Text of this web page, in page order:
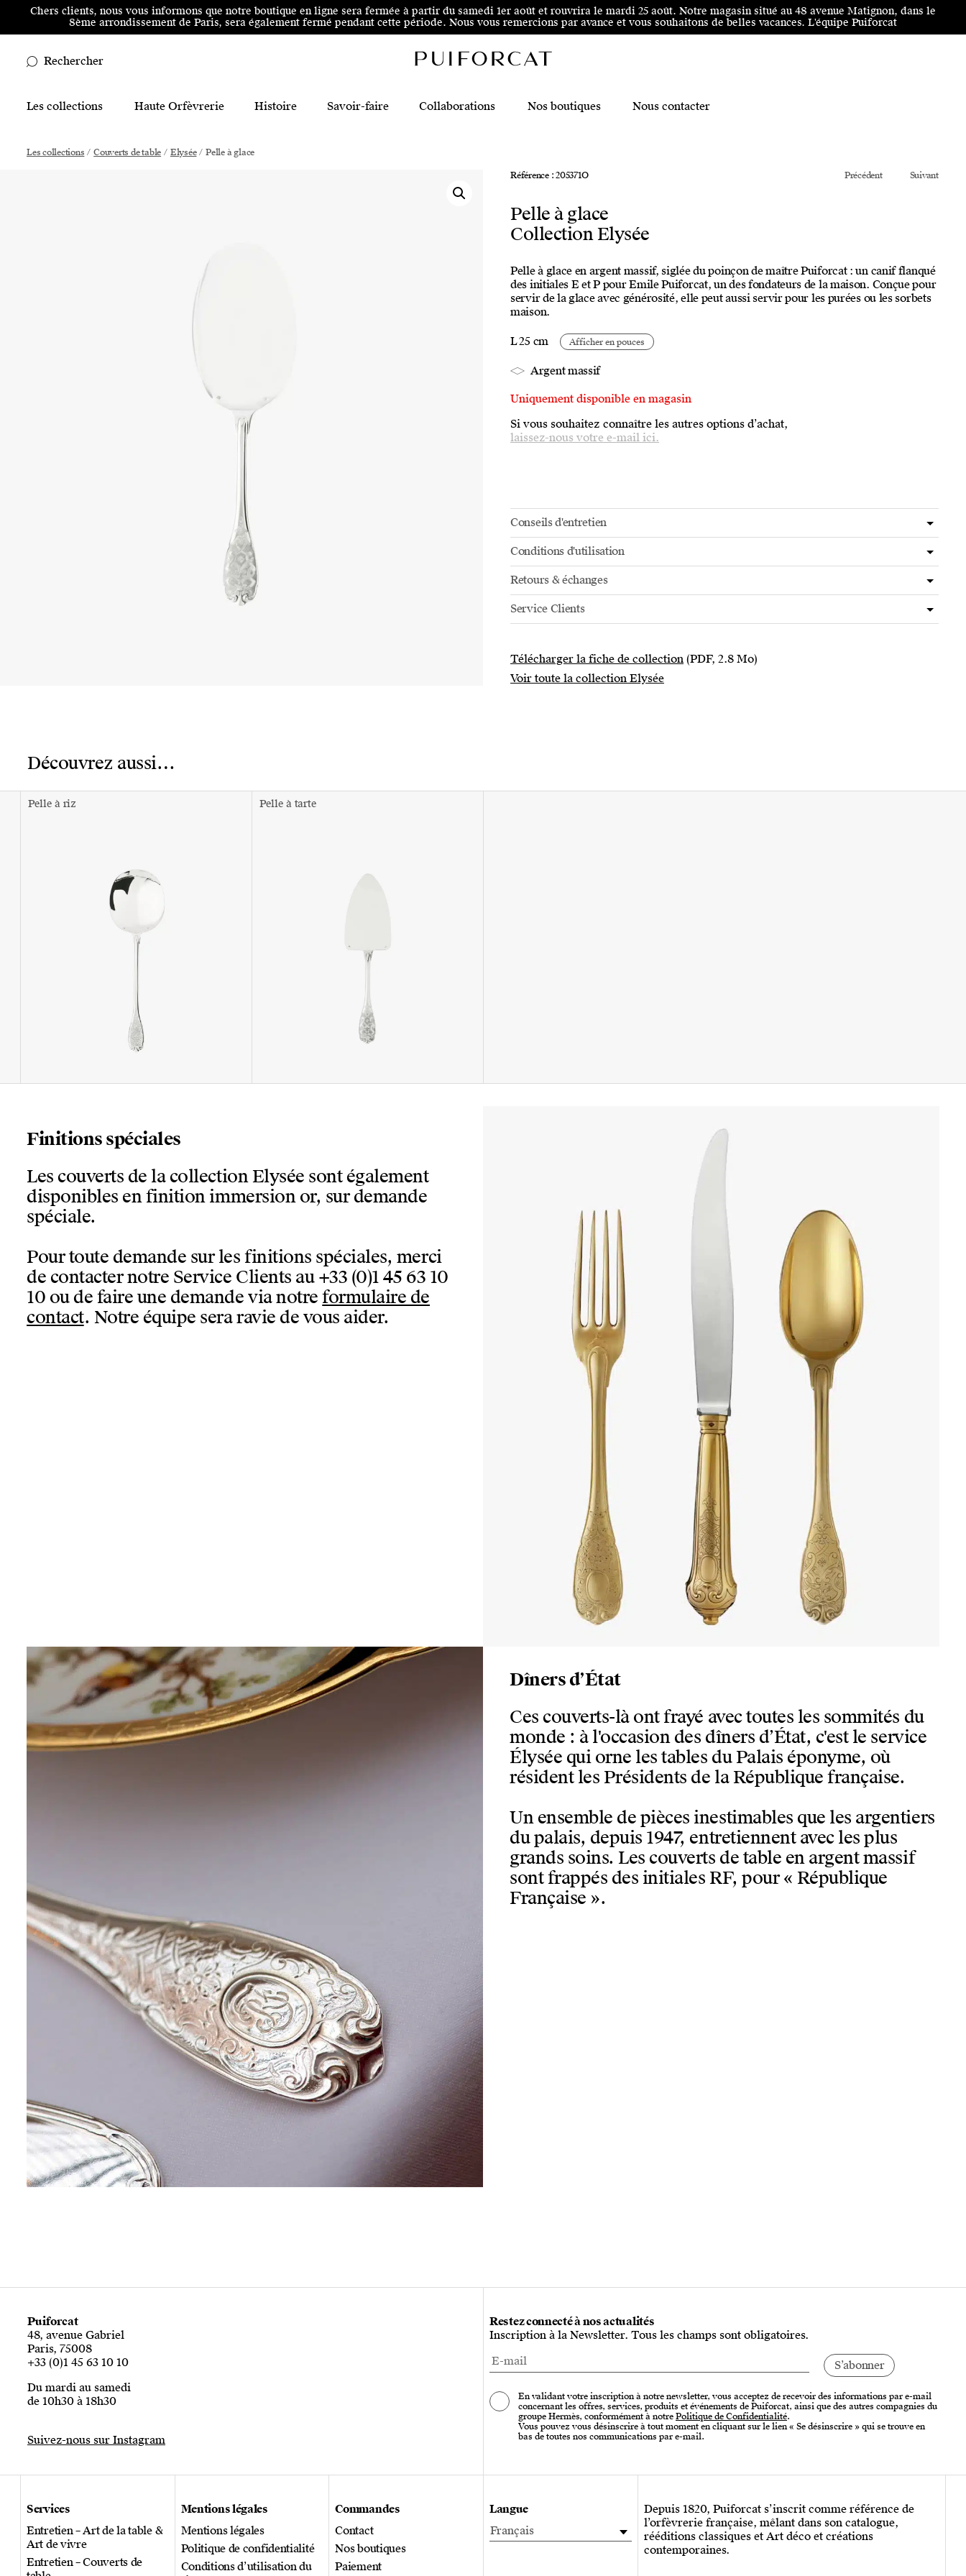
Aller au menu principal Aller au contenu principal Aller au pied de page
Chers clients, nous vous informons que notre boutique en ligne sera fermée à partir du samedi 1er août et rouvrira le mardi 25 août. Notre magasin situé au 48 avenue Matignon, dans le
8ème arrondissement de Paris, sera également fermé pendant cette période. Nous vous remercions par avance et vous souhaitons de belles vacances. L'équipe Puiforcat
Main Mobile Navigation
Rechercher
Main Desktop Navigation
Les collections Haute Orfèvrerie Histoire Savoir-faire Collaborations Nos boutiques Nous contacter
Les collections / Couverts de table / Elysée / Pelle à glace
Référence : 205371O
Précédent Suivant
Pelle à glace
Collection Elysée
Pelle à glace en argent massif, siglée du poinçon de maître Puiforcat : un canif flanqué
des initiales E et P pour Emile Puiforcat, un des fondateurs de la maison. Conçue pour
servir de la glace avec générosité, elle peut aussi servir pour les purées ou les sorbets
maison.
L 25 cm Afficher en pouces
Argent massif
Uniquement disponible en magasin
Si vous souhaitez connaître les autres options d’achat,
laissez-nous votre e-mail ici.
Conseils d'entretien
Conditions d'utilisation
Retours & échanges
Service Clients
Télécharger la fiche de collection (PDF, 2.8 Mo)
Voir toute la collection Elysée
Découvrez aussi…
Pelle à riz Pelle à tarte
Finitions spéciales
Les couverts de la collection Elysée sont également
disponibles en finition immersion or, sur demande
spéciale.
Pour toute demande sur les finitions spéciales, merci
de contacter notre Service Clients au +33 (0)1 45 63 10
10 ou de faire une demande via notreformulaire de
contact. Notre équipe sera ravie de vous aider.
Dîners d’État
Ces couverts-là ont frayé avec toutes les sommités du
monde : à l'occasion des dîners d’État, c'est le service
Élysée qui orne les tables du Palais éponyme, où
résident les Présidents de la République française.
Un ensemble de pièces inestimables que les argentiers
du palais, depuis 1947, entretiennent avec les plus
grands soins. Les couverts de table en argent massif
sont frappés des initiales RF, pour « République
Française ».
Puiforcat
48, avenue Gabriel
Paris, 75008
+33 (0)1 45 63 10 10
Du mardi au samedi
de 10h30 à 18h30
Suivez-nous sur Instagram
Restez connecté à nos actualités
Inscription à la Newsletter. Tous les champs sont obligatoires.
En validant votre inscription à notre newsletter, vous acceptez de recevoir des informations par e-mail
concernant les offres, services, produits et événements de Puiforcat, ainsi que des autres compagnies du
groupe Hermès, conformément à notrePolitique de Confidentialité.
Vous pouvez vous désinscrire à tout moment en cliquant sur le lien « Se désinscrire » qui se trouve en
bas de toutes nos communications par e-mail.
Services
Entretien – Art de la table &
Art de vivre
Entretien – Couverts de
Mentions légales
Mentions légales
Politique de confidentialité
Conditions d’utilisation du
Commandes
Contact
Nos boutiques
Paiement
Langue
Français
Depuis 1820, Puiforcat s’inscrit comme référence de
l’orfèvrerie française, mêlant dans son catalogue,
rééditions classiques et Art déco et créations
contemporaines.